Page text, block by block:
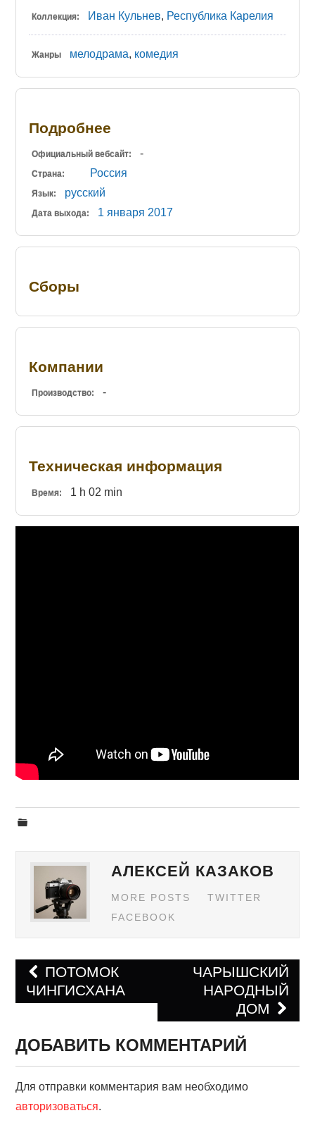
Коллекция: Иван Кульнев, Республика Карелия
Жанры мелодрама, комедия
Подробнее
Официальный вебсайт: -
Страна: Россия
Язык: русский
Дата выхода: 1 января 2017
Сборы
Компании
Производство: -
Техническая информация
Время: 1 h 02 min
АЛЕКСЕЙ КАЗАКОВ
MORE POSTS
TWITTER
FACEBOOK
Навигация по записям
ПОТОМОК
ЧИНГИСХАНА
ЧАРЫШСКИЙ
НАРОДНЫЙ
ДОМ
ДОБАВИТЬ КОММЕНТАРИЙ
Для отправки комментария вам необходимо
авторизоваться.